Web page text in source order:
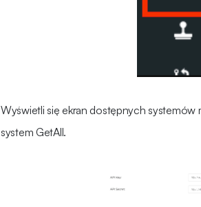
Wyświetli się ekran dostępnych
system GetAll.